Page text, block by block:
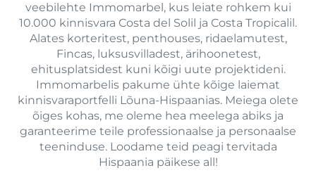
veebilehte Immomarbel, kus leiate rohkem kui
10.000 kinnisvara Costa del Solil ja Costa Tropicalil.
Alates korteritest, penthouses, ridaelamutest,
Fincas, luksusvilladest, ärihoonetest,
ehitusplatsidest kuni kõigi uute projektideni.
Immomarbelis pakume ühte kõige laiemat
kinnisvaraportfelli Lõuna-Hispaanias. Meiega olete
õiges kohas, me oleme hea meelega abiks ja
garanteerime teile professionaalse ja personaalse
teeninduse. Loodame teid peagi tervitada
Hispaania päikese all!